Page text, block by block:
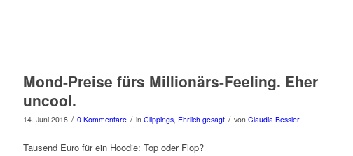
Mond-Preise fürs Millionärs-Feeling. Eher
uncool.
14. Juni 2018 / 0 Kommentare / in Clippings, Ehrlich gesagt / von Claudia Bessler
Tausend Euro für ein Hoodie: Top oder Flop?